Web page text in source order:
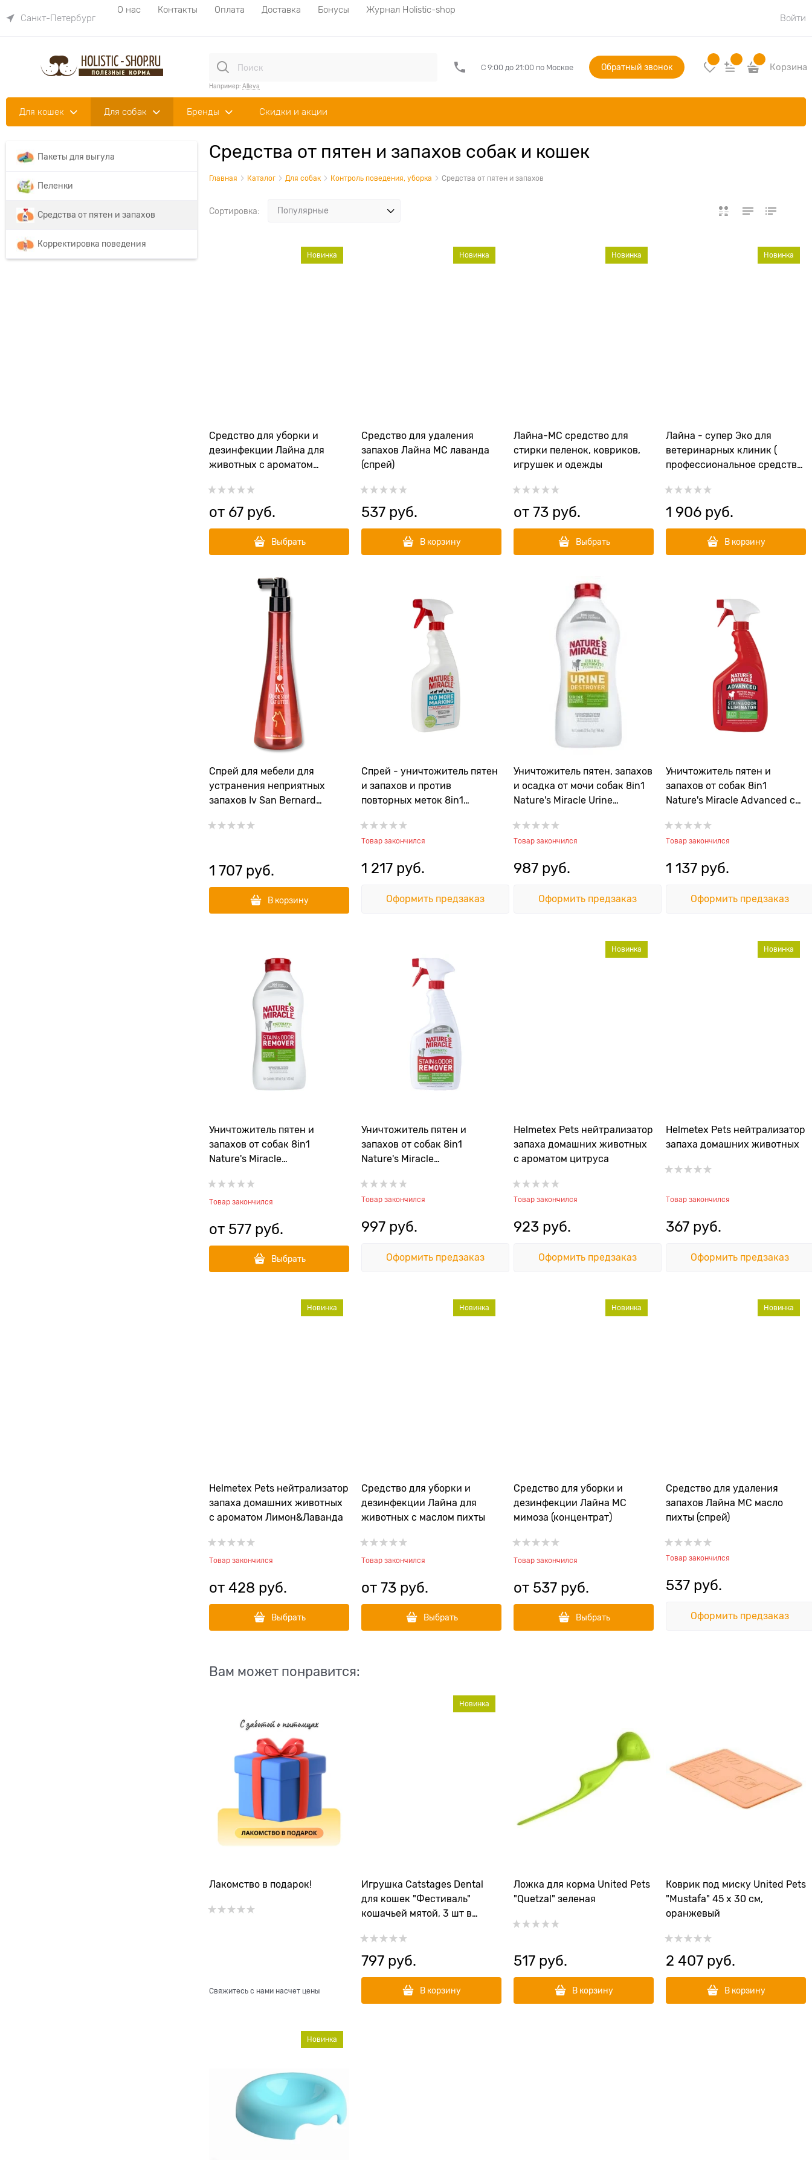
Санкт-Петербург
О нас Контакты Оплата Доставка Бонусы
Журнал Holistic-shop
Войти
Например: Alleva
С 9:00 до 21:00 по Москве Обратный звонок Корзина
Для кошек Для собак Бренды Скидки и акции
Пакеты для выгула
Пеленки
Средства от пятен и запахов
Корректировка поведения
Средства от пятен и запахов собак и кошек
Главная Каталог Для собак Контроль поведения, уборка Средства от пятен и запахов
Сортировка:
Средство для уборки и
дезинфекции Лайна для
животных с ароматом
Новинка
от 67 руб.
Выбрать
Средство для удаления
запахов Лайна МС лаванда
(спрей)
Новинка
537 руб.
В корзину
Лайна-МС средство для
стирки пеленок, ковриков,
игрушек и одежды
Новинка
от 73 руб.
Выбрать
Лайна - супер Эко для
ветеринарных клиник (
профессиональное средство
Новинка
1 906 руб.
В корзину
Спрей для мебели для
устранения неприятных
запахов Iv San Bernard
1 707 руб.
В корзину
Спрей - уничтожитель пятен
и запахов и против
повторных меток 8in1
Marking S/O Remover
Товар закончился
1 217 руб.
Оформить предзаказ
Уничтожитель пятен, запахов
и осадка от мочи собак 8in1
Nature's Miracle Urine
Товар закончился
987 руб.
Оформить предзаказ
Уничтожитель пятен и
запахов от собак 8in1
Nature's Miracle Advanced с
Товар закончился
1 137 руб.
Оформить предзаказ
Уничтожитель пятен и
запахов от собак 8in1
Nature's Miracle
Товар закончился
от 577 руб.
Выбрать
Уничтожитель пятен и
запахов от собак 8in1
Nature's Miracle
Товар закончился
997 руб.
Оформить предзаказ
Helmetex Pets нейтрализатор
запаха домашних животных
с ароматом цитруса
Новинка
Товар закончился
923 руб.
Оформить предзаказ
Helmetex Pets нейтрализатор
запаха домашних животных
Новинка
Товар закончился
367 руб.
Оформить предзаказ
Helmetex Pets нейтрализатор
запаха домашних животных
с ароматом Лимон&Лаванда
Новинка
Товар закончился
от 428 руб.
Выбрать
Средство для уборки и
дезинфекции Лайна для
животных с маслом пихты
Новинка
Товар закончился
от 73 руб.
Выбрать
Средство для уборки и
дезинфекции Лайна МС
мимоза (концентрат)
Новинка
Товар закончился
от 537 руб.
Выбрать
Средство для удаления
запахов Лайна МС масло
пихты (спрей)
Новинка
Товар закончился
537 руб.
Оформить предзаказ
Вам может понравится:
Лакомство в подарок!
Свяжитесь с нами насчет цены
Игрушка Catstages Dental
для кошек "Фестиваль"
кошачьей мятой, 3 шт в
Новинка
797 руб.
В корзину
Ложка для корма United Pets
"Quetzal" зеленая
517 руб.
В корзину
Коврик под миску United Pets
"Mustafa" 45 х 30 см,
оранжевый
2 407 руб.
В корзину
Новинка